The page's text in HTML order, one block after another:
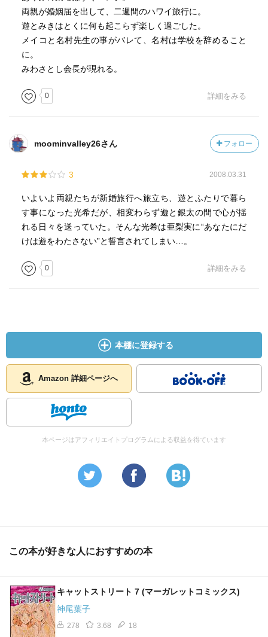
両親が婚姻届を出して、二週間のハワイ旅行に。
遊とみきはとくに何も起こらず楽しく過ごした。
メイコと名村先生の事がバレて、名村は学校を辞めること
に。
みわさとし会長が現れる。
0 詳細をみる
moominvalley26さん フォロー
3 2008.03.31
いよいよ両親たちが新婚旅行へ旅立ち、遊とふたりで暮ら
す事になった光希だが、相変わらず遊と銀太の間で心が揺
れる日々を送っていた。そんな光希は亜梨実に“あなたにだ
けは遊をわたさない”と誓言されてしまい…。
0 詳細をみる
本棚に登録する
Amazon 詳細ページへ
本ページはアフィリエイトプログラムによる収益を得ています
この本が好きな人におすすめの本
キャットストリート 7 (マーガレットコミックス)
神尾葉子
278 3.68 18